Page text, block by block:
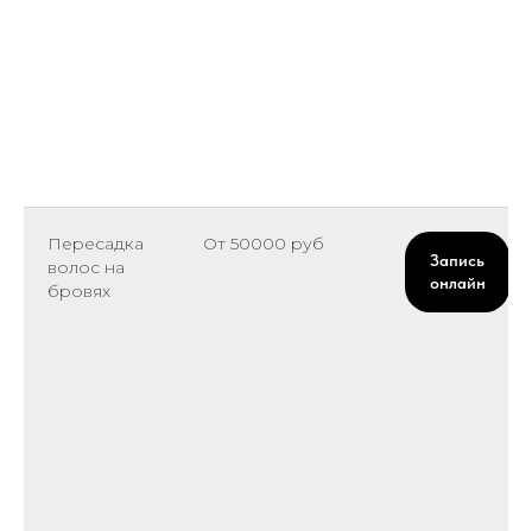
Пересадка
волос на
бровях
От 50000 руб
Запись
онлайн